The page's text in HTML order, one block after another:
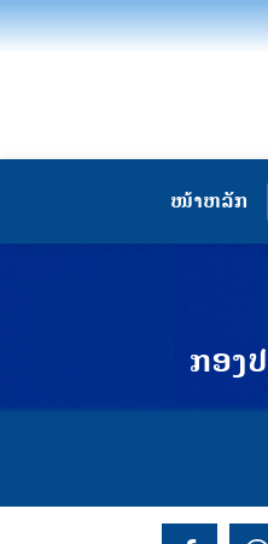
ໜ້າຫລັກ
ກອງ